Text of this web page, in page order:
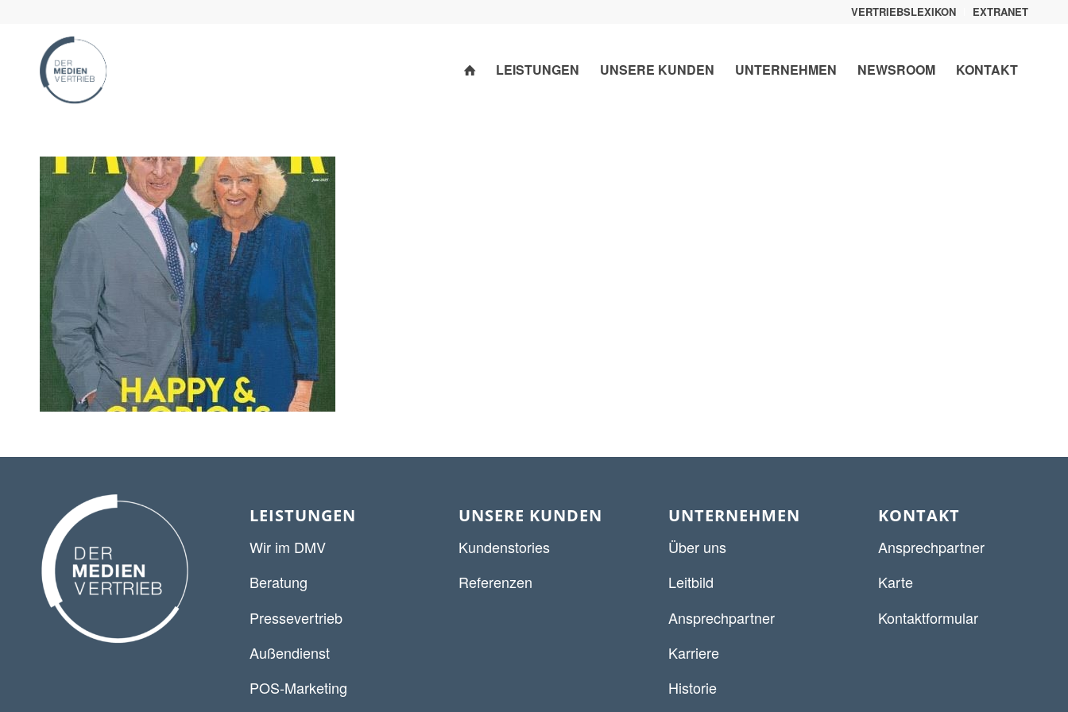
VERTRIEBSLEXIKON EXTRANET
LEISTUNGEN UNSERE KUNDEN UNTERNEHMEN NEWSROOM KONTAKT
LEISTUNGEN
Wir im DMV
Beratung
Pressevertrieb
Außendienst
POS-Marketing
UNSERE KUNDEN
Kundenstories
Referenzen
UNTERNEHMEN
Über uns
Leitbild
Ansprechpartner
Karriere
Historie
KONTAKT
Ansprechpartner
Karte
Kontaktformular